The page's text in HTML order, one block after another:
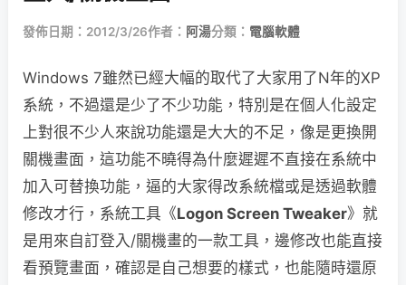
發佈日期：2012/3/26作者： 阿湯分類： 電腦軟體
Windows 7雖然已經大幅的取代了大家用了N年的XP
系統，不過還是少了不少功能，特別是在個人化設定
上對很不少人來說功能還是大大的不足，像是更換開
關機畫面，這功能不曉得為什麼遲遲不直接在系統中
加入可替換功能，逼的大家得改系統檔或是透過軟體
修改才行，系統工具《Logon Screen Tweaker》就
是用來自訂登入/關機畫的一款工具，邊修改也能直接
看預覽畫面，確認是自己想要的樣式，也能隨時還原